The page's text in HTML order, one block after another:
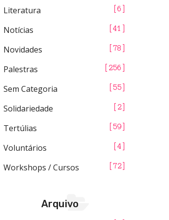
Literatura 6
Notícias 41
Novidades 78
Palestras 256
Sem Categoria 55
Solidariedade 2
Tertúlias 59
Voluntários 4
Workshops / Cursos 72
Arquivo